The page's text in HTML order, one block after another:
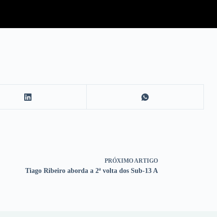
PRÓXIMO ARTIGO
Tiago Ribeiro aborda a 2ª volta dos Sub-13 A